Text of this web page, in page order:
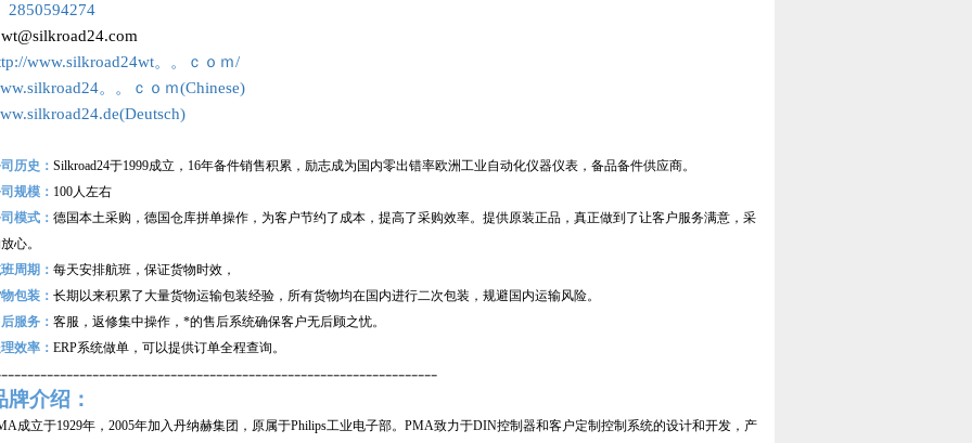
2850594274
wt@silkroad24.com
www.silkroad24wt。。ｃｏｍ/
。。ｃｏｍ(Chinese)
历史： Silkroad24于1999成立，16年备件销售积累，励志成为国内零出错率欧洲工业自动化仪器仪表，备品备件供应商。
规模： 100人左右
模式： 德国本土采购，德国仓库拼单操作，为客户节约了成本，提高了采购效率。提供原装正品，真正做到了让客户服务满意，采
心。
周期： 每天安排航班，保证货物时效，
包装： 长期以来积累了大量货物运输包装经验，所有货物均在国内进行二次包装，规避国内运输风险。
服务： 客服，返修集中操作，*的售后系统确保客户无后顾之忧。
效率： ERP系统做单，可以提供订单全程查询。
牌介绍：
成立于1929年，2005年加入丹纳赫集团，原属于Philips工业电子部。PMA致力于DIN控制器和客户定制控制系统的设计和开发，产